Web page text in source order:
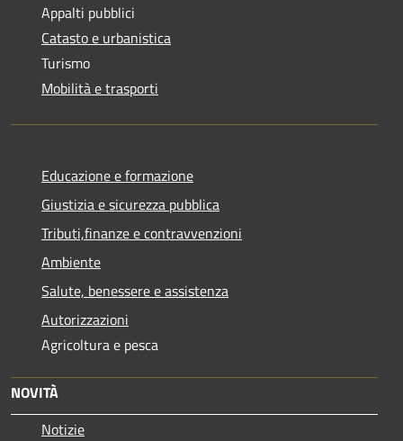
Appalti pubblici
Catasto e urbanistica
Turismo
Mobilità e trasporti
Educazione e formazione
Giustizia e sicurezza pubblica
Tributi,finanze e contravvenzioni
Ambiente
Salute, benessere e assistenza
Autorizzazioni
Agricoltura e pesca
NOVITÀ
Notizie